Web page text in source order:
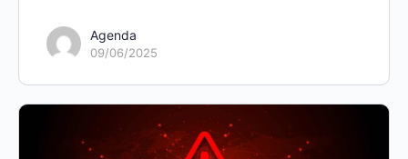
Agenda
09/06/2025